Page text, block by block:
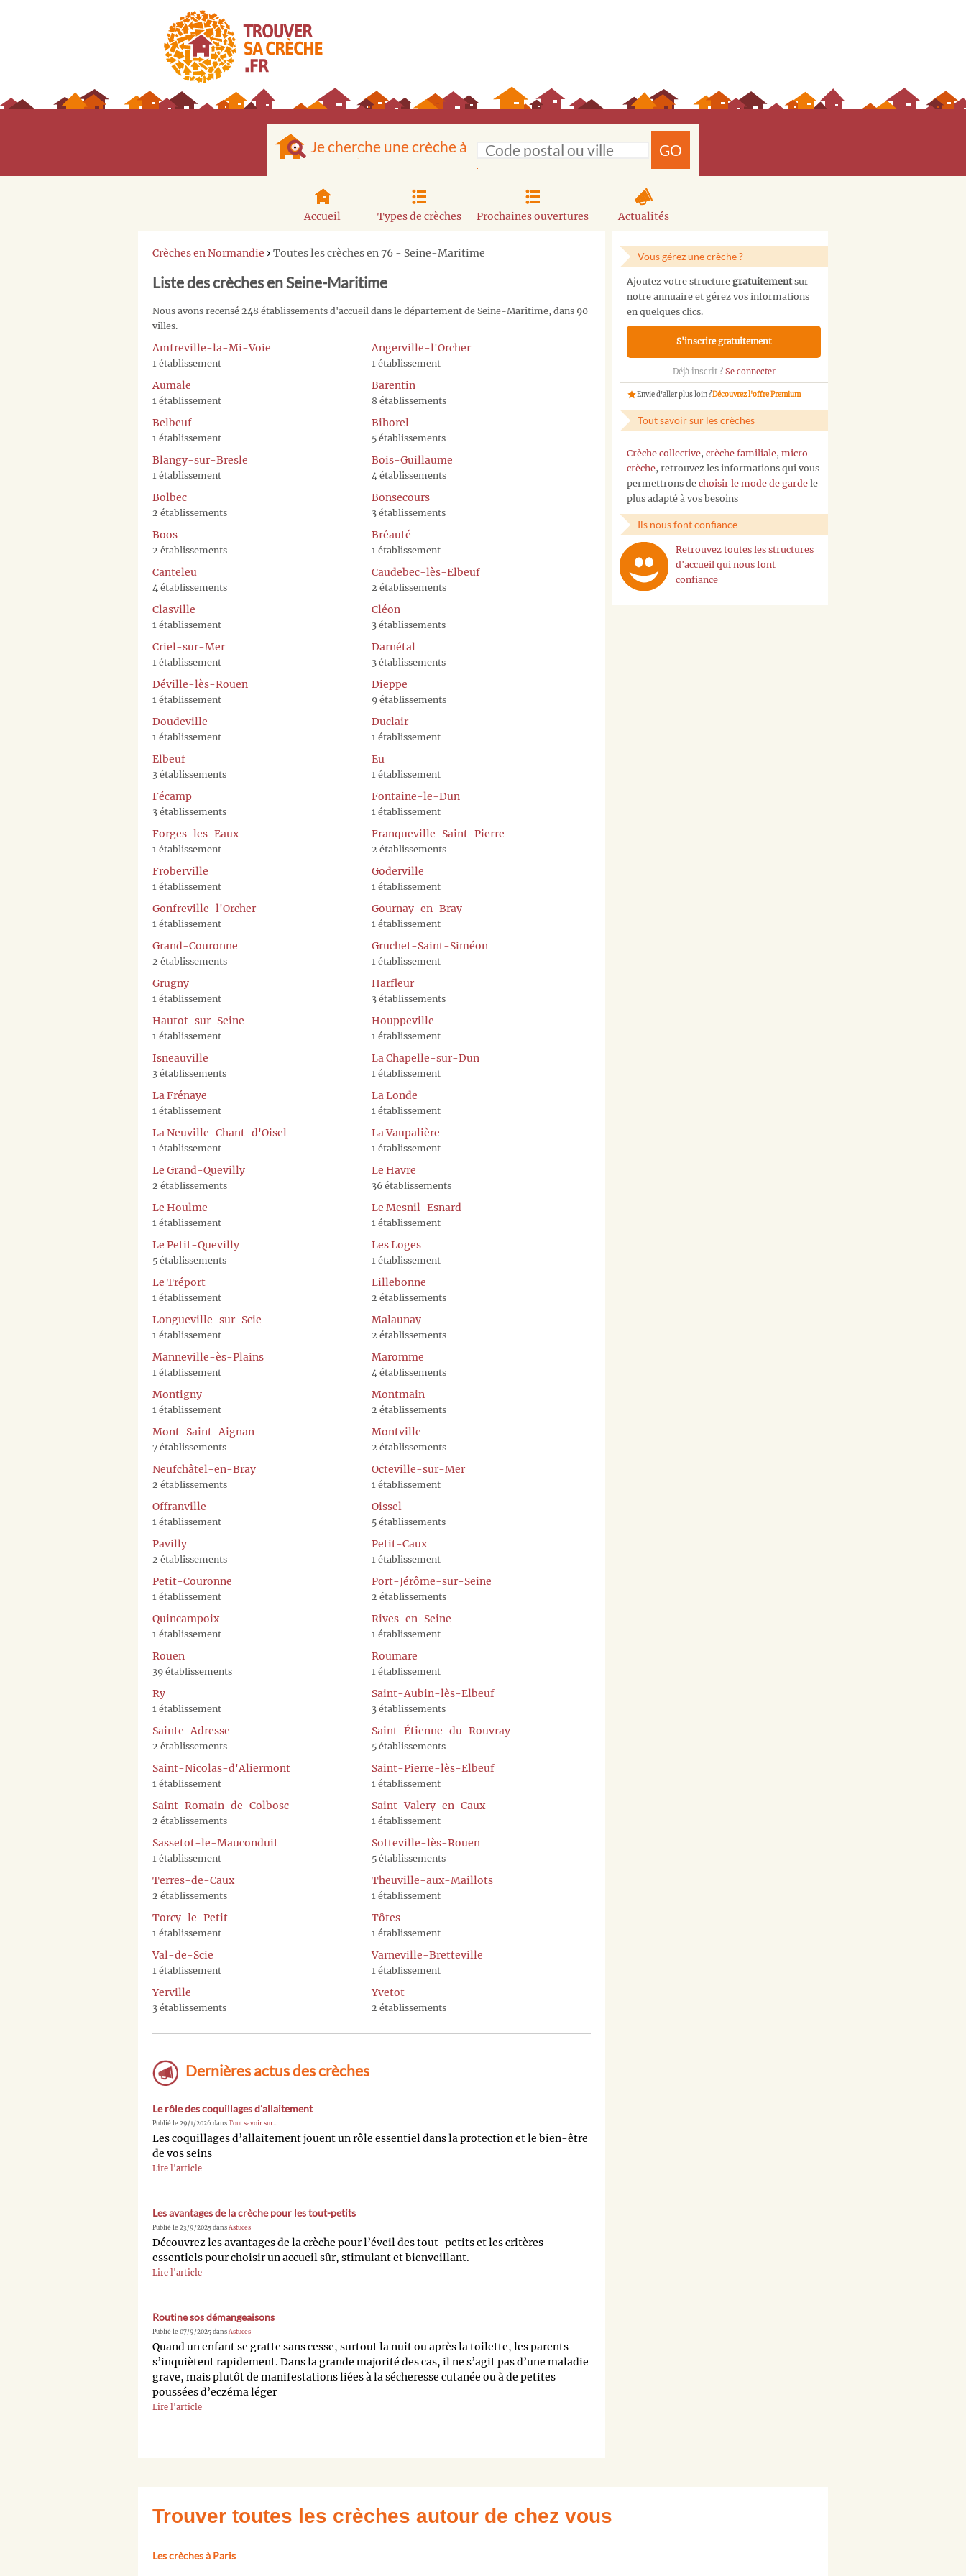
Je cherche une crèche à GO
Accueil Types de crèches Prochaines ouvertures Actualités
Crèches en Normandie › Toutes les crèches en 76 - Seine-Maritime
Liste des crèches en Seine-Maritime
Nous avons recensé 248 établissements d'accueil dans le département de Seine-Maritime, dans 90
villes.
Amfreville-la-Mi-Voie
1 établissement
Angerville-l'Orcher
1 établissement
Aumale
1 établissement
Barentin
8 établissements
Belbeuf
1 établissement
Bihorel
5 établissements
Blangy-sur-Bresle
1 établissement
Bois-Guillaume
4 établissements
Bolbec
2 établissements
Bonsecours
3 établissements
Boos
2 établissements
Bréauté
1 établissement
Canteleu
4 établissements
Caudebec-lès-Elbeuf
2 établissements
Clasville
1 établissement
Cléon
3 établissements
Criel-sur-Mer
1 établissement
Darnétal
3 établissements
Déville-lès-Rouen
1 établissement
Dieppe
9 établissements
Doudeville
1 établissement
Duclair
1 établissement
Elbeuf
3 établissements
Eu
1 établissement
Fécamp
3 établissements
Fontaine-le-Dun
1 établissement
Forges-les-Eaux
1 établissement
Franqueville-Saint-Pierre
2 établissements
Froberville
1 établissement
Goderville
1 établissement
Gonfreville-l'Orcher
1 établissement
Gournay-en-Bray
1 établissement
Grand-Couronne
2 établissements
Gruchet-Saint-Siméon
1 établissement
Grugny
1 établissement
Harfleur
3 établissements
Hautot-sur-Seine
1 établissement
Houppeville
1 établissement
Isneauville
3 établissements
La Chapelle-sur-Dun
1 établissement
La Frénaye
1 établissement
La Londe
1 établissement
La Neuville-Chant-d'Oisel
1 établissement
La Vaupalière
1 établissement
Le Grand-Quevilly
2 établissements
Le Havre
36 établissements
Le Houlme
1 établissement
Le Mesnil-Esnard
1 établissement
Le Petit-Quevilly
5 établissements
Les Loges
1 établissement
Le Tréport
1 établissement
Lillebonne
2 établissements
Longueville-sur-Scie
1 établissement
Malaunay
2 établissements
Manneville-ès-Plains
1 établissement
Maromme
4 établissements
Montigny
1 établissement
Montmain
2 établissements
Mont-Saint-Aignan
7 établissements
Montville
2 établissements
Neufchâtel-en-Bray
2 établissements
Octeville-sur-Mer
1 établissement
Offranville
1 établissement
Oissel
5 établissements
Pavilly
2 établissements
Petit-Caux
1 établissement
Petit-Couronne
1 établissement
Port-Jérôme-sur-Seine
2 établissements
Quincampoix
1 établissement
Rives-en-Seine
1 établissement
Rouen
39 établissements
Roumare
1 établissement
Ry
1 établissement
Saint-Aubin-lès-Elbeuf
3 établissements
Sainte-Adresse
2 établissements
Saint-Étienne-du-Rouvray
5 établissements
Saint-Nicolas-d'Aliermont
1 établissement
Saint-Pierre-lès-Elbeuf
1 établissement
Saint-Romain-de-Colbosc
2 établissements
Saint-Valery-en-Caux
1 établissement
Sassetot-le-Mauconduit
1 établissement
Sotteville-lès-Rouen
5 établissements
Terres-de-Caux
2 établissements
Theuville-aux-Maillots
1 établissement
Torcy-le-Petit
1 établissement
Tôtes
1 établissement
Val-de-Scie
1 établissement
Varneville-Bretteville
1 établissement
Yerville
3 établissements
Yvetot
2 établissements
Dernières actus des crèches
Le rôle des coquillages d’allaitement
Publié le 29/1/2026 dans Tout savoir sur...
Les coquillages d’allaitement jouent un rôle essentiel dans la protection et le bien-être
de vos seins
Lire l'article
Les avantages de la crèche pour les tout-petits
Publié le 23/9/2025 dans Astuces
Découvrez les avantages de la crèche pour l’éveil des tout-petits et les critères
essentiels pour choisir un accueil sûr, stimulant et bienveillant.
Lire l'article
Routine sos démangeaisons
Publié le 07/9/2025 dans Astuces
Quand un enfant se gratte sans cesse, surtout la nuit ou après la toilette, les parents
s’inquiètent rapidement. Dans la grande majorité des cas, il ne s’agit pas d’une maladie
grave, mais plutôt de manifestations liées à la sécheresse cutanée ou à de petites
poussées d’eczéma léger
Lire l'article
Vous gérez une crèche ?
Ajoutez votre structure gratuitementsur
notre annuaire et gérez vos informations
en quelques clics.
S'inscrire gratuitement
Déjà inscrit ? Se connecter
Envie d'aller plus loin ?Découvrez l'offre Premium
Tout savoir sur les crèches
Crèche collective, crèche familiale, micro-
crèche, retrouvez les informations qui vous
permettrons de choisir le mode de garde le
plus adapté à vos besoins
Ils nous font confiance
Retrouvez toutes les structures
d'accueil qui nous font
confiance
Trouver toutes les crèches autour de chez vous
Les crèches à Paris